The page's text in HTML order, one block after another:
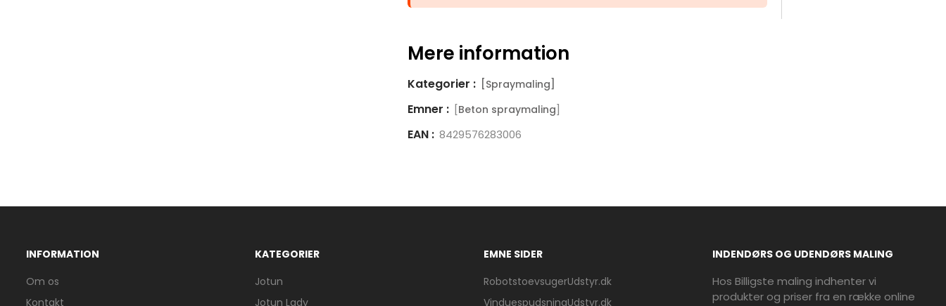
Mere information
Kategorier : [Spraymaling]
Emner : [Beton spraymaling]
EAN : 8429576283006
INFORMATION
Om os
Kontakt
KATEGORIER
Jotun
Jotun Lady
EMNE SIDER
RobotstoevsugerUdstyr.dk
VinduespudsningUdstyr.dk
INDENDØRS OG UDENDØRS MALING
Hos Billigste maling indhenter vi
produkter og priser fra en række online